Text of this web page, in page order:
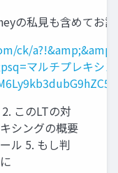
の私見も含めてお
ck/
マルチプレキシ
このLTの対
シングの概要
ル 5. もし判